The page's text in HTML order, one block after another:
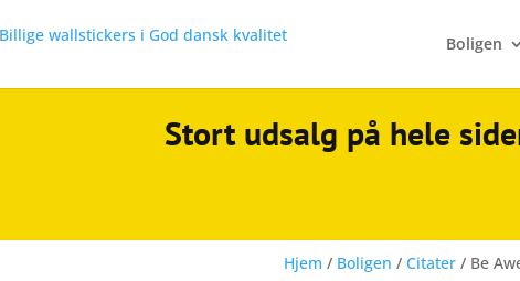
Boligen
Stort udsalg på hele
Hjem / Boligen / Citater/ Be